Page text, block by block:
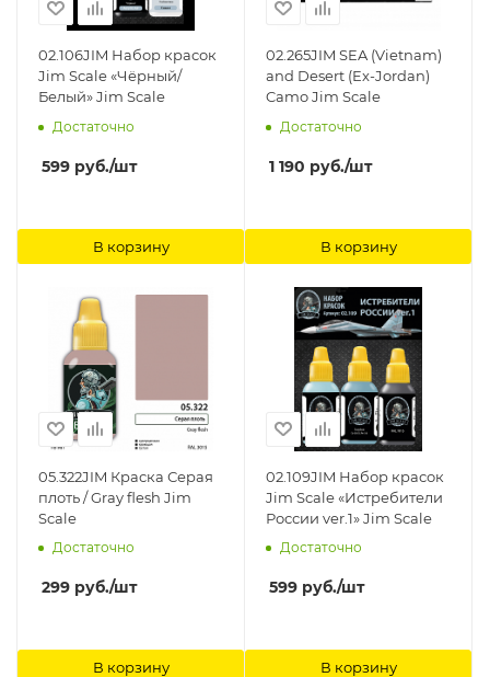
02.106JIM Набор красок
Jim Scale «Чёрный/
Белый» Jim Scale
Достаточно
599 руб./шт
В корзину
02.265JIM SEA (Vietnam)
and Desert (Ex-Jordan)
Camo Jim Scale
Достаточно
1 190 руб./шт
В корзину
05.322JIM Краска Серая
плоть / Gray flesh Jim
Scale
Достаточно
299 руб./шт
В корзину
02.109JIM Набор красок
Jim Scale «Истребители
России ver.1» Jim Scale
Достаточно
599 руб./шт
В корзину